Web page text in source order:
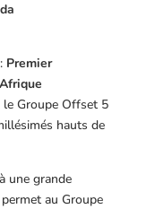
Premier
le Groupe Offset 5
hauts de
une grande
au Groupe